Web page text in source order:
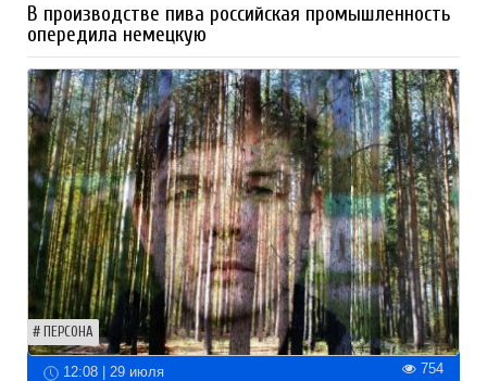
В производстве пива российская промышленность
опередила немецкую
ПЕРСОНА
12:08 | 29 июля 754